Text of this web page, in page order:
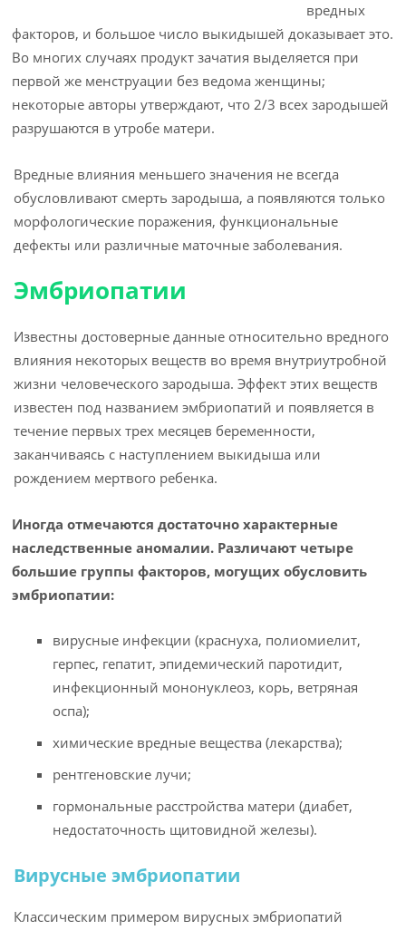
вредных
факторов, и большое число выки­дышей доказывает это.
Во многих случаях продукт зачатия выделяется при
первой же менструации без ведома женщины;
некоторые авторы утверждают, что 2/3 всех зародышей
разрушаются в утробе матери.
Вредные влияния меньшего значения не всегда
обусловливают смерть зародыша, а появляются только
морфологические поражения, функциональные
дефекты или различные маточные заболевания.
Эмбриопатии
Известны достоверные данные относительно вредного
влияния некоторых веществ во время внутриутробной
жизни человеческого зародыша. Эффект этих веществ
известен под названием эмбриопатий и появляется в
течение первых трех месяцев беременности,
заканчиваясь с наступлением выкидыша или
рождением мертвого ребенка.
Иногда отмечаются достаточно характерные
наследственные аномалии. Различают четыре
большие группы факторов, могущих обусловить
эмбриопатии:
вирусные инфекции (краснуха, полиомиелит,
герпес, гепатит, эпидемический паротидит,
инфекционный мононуклеоз, корь, ветряная
оспа);
химические вредные вещества (лекарства);
рентгеновские лучи;
гормональные расстройства матери (диабет,
недостаточность щитовидной железы).
Вирусные эмбриопатии
Классическим примером вирусных эмбриопатий